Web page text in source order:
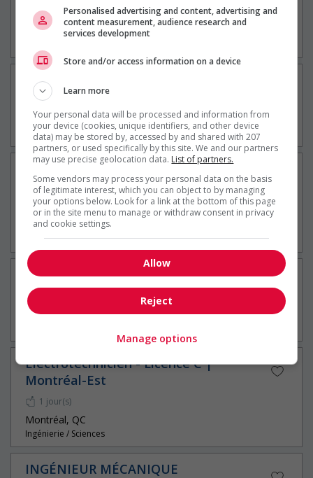
11 heure(s)
Montréal, QC
Responsable de production
1 jour(s)
Saint-Eustache, QC
Construction / Manutention
Technicien de maintenance
mécanique
1 jour(s)
Dorval, QC
Construction / Manutention
Mécanicien industriel – Montréal-Est
Montréal, QC
Électrotechnicien - Licence C |
Montréal-Est
1 jour(s)
Montréal, QC
Ingénierie / Sciences
INGÉNIEUR MÉCANIQUE
Personalised advertising and content, advertising and
content measurement, audience research and
services development
Store and/or access information on a device
Learn more
Your personal data will be processed and information from
your device (cookies, unique identifiers, and other device
data) may be stored by, accessed by and shared with 207
partners, or used specifically by this site. We and our partners
may use precise geolocation data. List of partners.
Some vendors may process your personal data on the basis
of legitimate interest, which you can object to by managing
your options below. Look for a link at the bottom of this page
or in the site menu to manage or withdraw consent in privacy
and cookie settings.
Allow
Reject
Manage options